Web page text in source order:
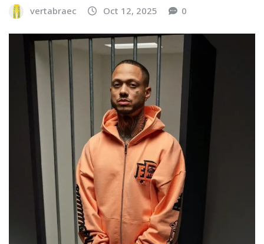
vertabraec Oct 12, 2025 0